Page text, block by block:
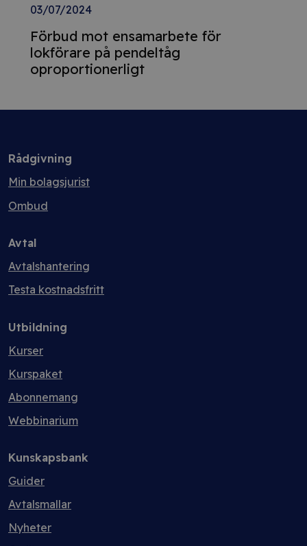
03/07/2024
Förbud mot ensamarbete för
lokförare på pendeltåg
oproportionerligt
Rådgivning
Min bolagsjurist
Ombud
Avtal
Avtalshantering
Testa kostnadsfritt
Utbildning
Kurser
Kurspaket
Abonnemang
Webbinarium
Kunskapsbank
Guider
Avtalsmallar
Nyheter